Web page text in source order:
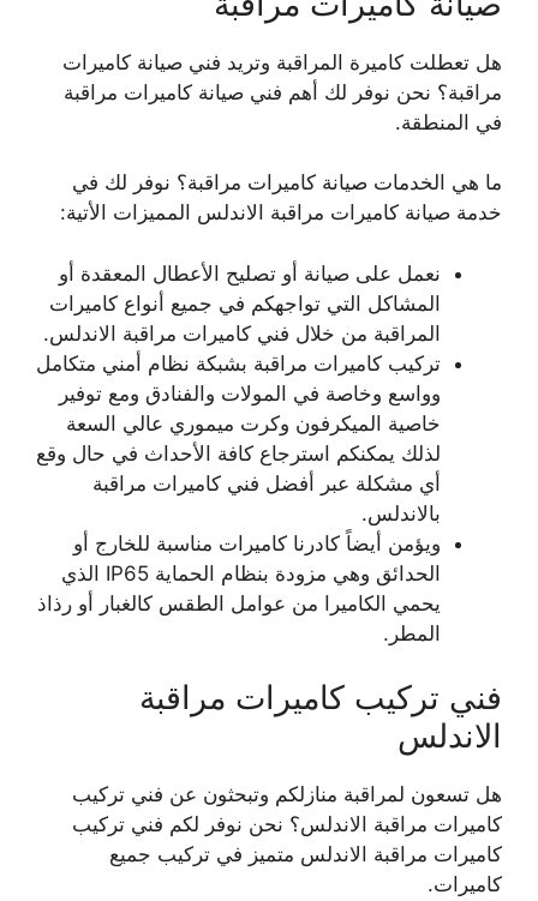
هل تعطلت كاميرة المراقبة وتريد فني صيانة كاميرات
مراقبة؟ نحن نوفر لك أهم فني صيانة كاميرات مراقبة
في المنطقة.
ما هي الخدمات صيانة كاميرات مراقبة؟ نوفر لك في
خدمة صيانة كاميرات مراقبة الاندلس المميزات الأتية:
نعمل على صيانة أو تصليح الأعطال المعقدة أو
المشاكل التي تواجهكم في جميع أنواع كاميرات
المراقبة من خلال فني كاميرات مراقبة الاندلس.
تركيب كاميرات مراقبة بشبكة نظام أمني متكامل
وواسع وخاصة في المولات والفنادق ومع توفير
خاصية الميكرفون وكرت ميموري عالي السعة
لذلك يمكنكم استرجاع كافة الأحداث في حال وقع
أي مشكلة عبر أفضل فني كاميرات مراقبة
بالاندلس.
ويؤمن أيضاً كادرنا كاميرات مناسبة للخارج أو
الحدائق وهي مزودة بنظام الحماية IP65 الذي
يحمي الكاميرا من عوامل الطقس كالغبار أو رذاذ
المطر.
فني تركيب كاميرات مراقبة
الاندلس
هل تسعون لمراقبة منازلكم وتبحثون عن فني تركيب
كاميرات مراقبة الاندلس؟ نحن نوفر لكم فني تركيب
كاميرات مراقبة الاندلس متميز في تركيب جميع
كاميرات.